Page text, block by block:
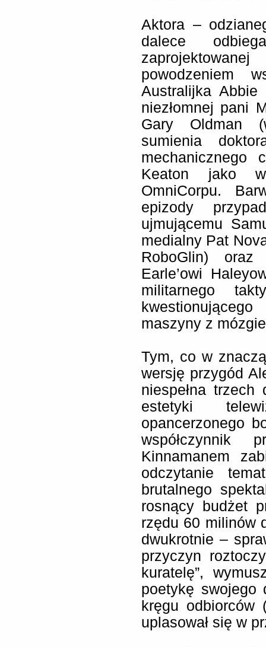
Aktora –
dalece
powodzeniem
Australijka
niezłomnej pani
Gary Oldman
sumienia
mechanicznego
Keaton jako
OmniCorpu.
epizody
ujmującemu
medialny Pat
RoboGlin) oraz
Earle’owi
militarnego
maszyny z
Tym, co w
wersję przygód
niespełna
estetyki
opancerzonego
współczynnik
Kinnamanem
odczytanie
brutalnego
rosnący budżet
rzędu 60 milinów
dwukrotnie –
przyczyn
kuratelę”,
poetykę swojego
kręgu odbiorców
uplasował się w